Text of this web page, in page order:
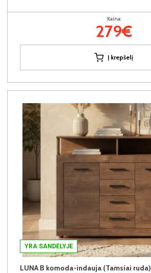
Kaina:
279€
Į krepšelį
YRA SANDĖLYJE
LUNA B komoda-indauja (Tamsiai ruda)